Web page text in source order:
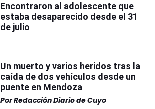
Encontraron al adolescente que
estaba desaparecido desde el 31
de julio
Un muerto y varios heridos tras la
caída de dos vehículos desde un
puente en Mendoza
PorRedacción Diario de Cuyo